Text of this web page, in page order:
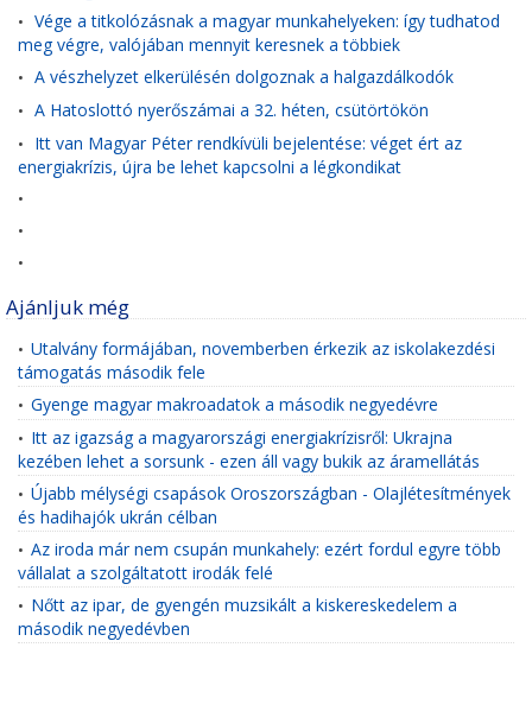
• Vége a titkolózásnak a magyar munkahelyeken: így tudhatod
meg végre, valójában mennyit keresnek a többiek
• A vészhelyzet elkerülésén dolgoznak a halgazdálkodók
• A Hatoslottó nyerőszámai a 32. héten, csütörtökön
• Itt van Magyar Péter rendkívüli bejelentése: véget ért az
energiakrízis, újra be lehet kapcsolni a légkondikat
•
•
•
Ajánljuk még
• Utalvány formájában, novemberben érkezik az iskolakezdési
támogatás második fele
• Gyenge magyar makroadatok a második negyedévre
• Itt az igazság a magyarországi energiakrízisről: Ukrajna
kezében lehet a sorsunk - ezen áll vagy bukik az áramellátás
• Újabb mélységi csapások Oroszországban - Olajlétesítmények
és hadihajók ukrán célban
• Az iroda már nem csupán munkahely: ezért fordul egyre több
vállalat a szolgáltatott irodák felé
• Nőtt az ipar, de gyengén muzsikált a kiskereskedelem a
második negyedévben